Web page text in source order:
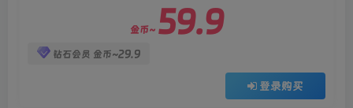
金币~ 59.9
钻石会员 金币~29.9
登录购买